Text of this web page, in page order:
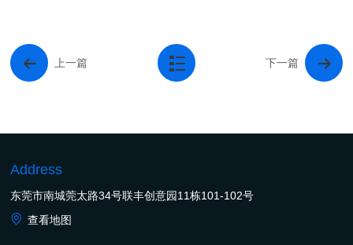
上一篇 下一篇
Address
东莞市南城莞太路34号联丰创意园11栋101-102号
查看地图